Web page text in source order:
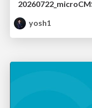
yosh1